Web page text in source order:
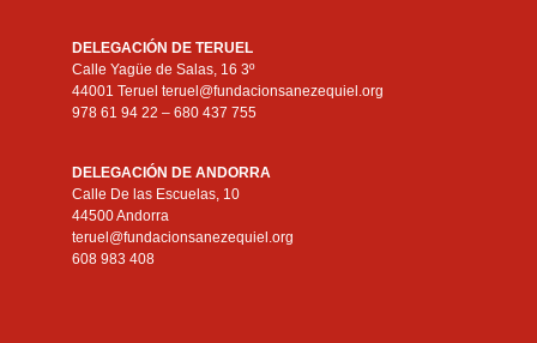
DELEGACIÓN DE TERUEL
Calle Yagüe de Salas, 16 3º
44001 Teruel teruel@fundacionsanezequiel.org
978 61 94 22 – 680 437 755
DELEGACIÓN DE ANDORRA
Calle De las Escuelas, 10
44500 Andorra
teruel@fundacionsanezequiel.org
608 983 408